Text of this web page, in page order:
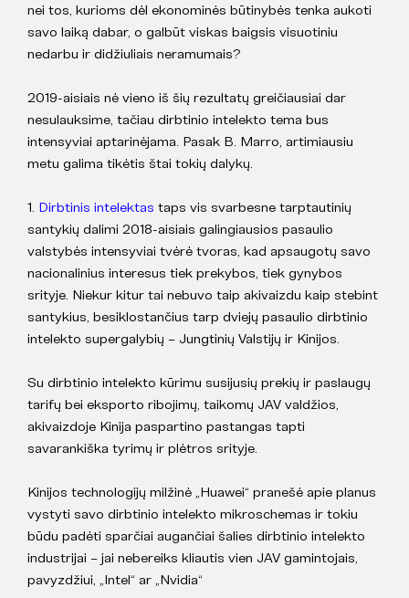
nei tos, kurioms dėl ekonominės būtinybės tenka aukoti
savo laiką dabar, o galbūt viskas baigsis visuotiniu
nedarbu ir didžiuliais neramumais?
2019-aisiais nė vieno iš šių rezultatų greičiausiai dar
nesulauksime, tačiau dirbtinio intelekto tema bus
intensyviai aptarinėjama. Pasak B. Marro, artimiausiu
metu galima tikėtis štai tokių dalykų.
1. Dirbtinis intelektas taps vis svarbesne tarptautinių
santykių dalimi 2018-aisiais galingiausios pasaulio
valstybės intensyviai tvėrė tvoras, kad apsaugotų savo
nacionalinius interesus tiek prekybos, tiek gynybos
srityje. Niekur kitur tai nebuvo taip akivaizdu kaip stebint
santykius, besiklostančius tarp dviejų pasaulio dirbtinio
intelekto supergalybių – Jungtinių Valstijų ir Kinijos.
Su dirbtinio intelekto kūrimu susijusių prekių ir paslaugų
tarifų bei eksporto ribojimų, taikomų JAV valdžios,
akivaizdoje Kinija paspartino pastangas tapti
savarankiška tyrimų ir plėtros srityje.
Kinijos technologijų milžinė „Huawei“ pranešė apie planus
vystyti savo dirbtinio intelekto mikroschemas ir tokiu
būdu padėti sparčiai augančiai šalies dirbtinio intelekto
industrijai – jai nebereiks kliautis vien JAV gamintojais,
pavyzdžiui, „Intel“ ar „Nvidia“